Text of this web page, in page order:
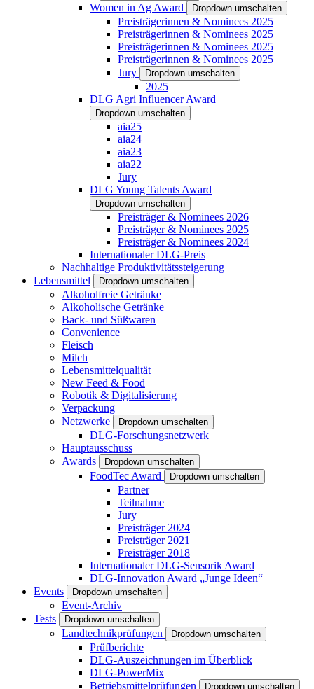
Women in Ag Award Dropdown umschalten
Preisträgerinnen & Nominees 2025
Preisträgerinnen & Nominees 2025
Preisträgerinnen & Nominees 2025
Preisträgerinnen & Nominees 2025
Jury
Dropdown umschalten
2025
DLG Agri Influencer Award
Dropdown umschalten
aia25
aia24
aia23
aia22
Jury
DLG Young Talents Award
Dropdown umschalten
Preisträger & Nominees 2026
Preisträger & Nominees 2025
Preisträger & Nominees 2024
Internationaler DLG-Preis
Nachhaltige Produktivitätssteigerung
Lebensmittel
Dropdown umschalten
Alkoholfreie Getränke
Alkoholische Getränke
Back- und Süßwaren
Convenience
Fleisch
Milch
Lebensmittelqualität
New Feed & Food
Robotik & Digitalisierung
Verpackung
Netzwerke
Dropdown umschalten
DLG-Forschungsnetzwerk
Hauptausschuss
Awards
Dropdown umschalten
FoodTec Award Dropdown umschalten
Partner
Teilnahme
Jury
Preisträger 2024
Preisträger 2021
Preisträger 2018
Internationaler DLG-Sensorik Award
DLG-Innovation Award „Junge Ideen“
Events
Dropdown umschalten
Event-Archiv
Tests
Dropdown umschalten
Landtechnikprüfungen Dropdown umschalten
Prüfberichte
DLG-Auszeichnungen im Überblick
DLG-PowerMix
Betriebsmittelprüfungen
Dropdown umschalten